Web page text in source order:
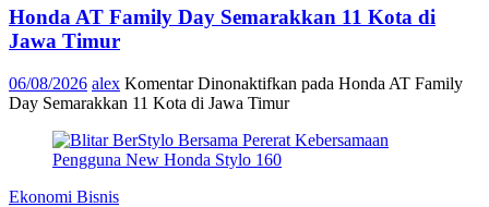
Honda AT Family Day Semarakkan 11 Kota di
Jawa Timur
06/08/2026 alex Komentar Dinonaktifkan pada Honda AT Family
Day Semarakkan 11 Kota di Jawa Timur
Ekonomi Bisnis